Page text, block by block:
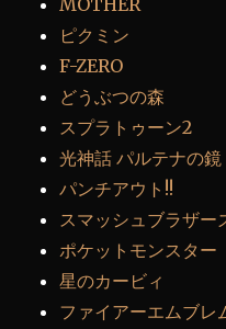
ピクミン
F-ZERO
どうぶつの森
スプラトゥーン2
光神話 パルテナの鏡
パンチアウト!!
スマッシュブラザー
ポケットモンスター
星のカービィ
ファイアーエムブレ